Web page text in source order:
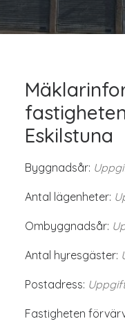
Eskilstuna
Byggnadsår:
Antal lägenheter:
Ombyggnadsår:
Antal hyresgäster:
Postadress:
Fastigheten